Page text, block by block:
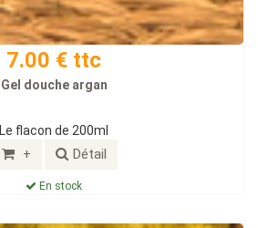
7.00 € ttc
Gel douche argan
Le flacon de 200ml
+ Détail
En stock